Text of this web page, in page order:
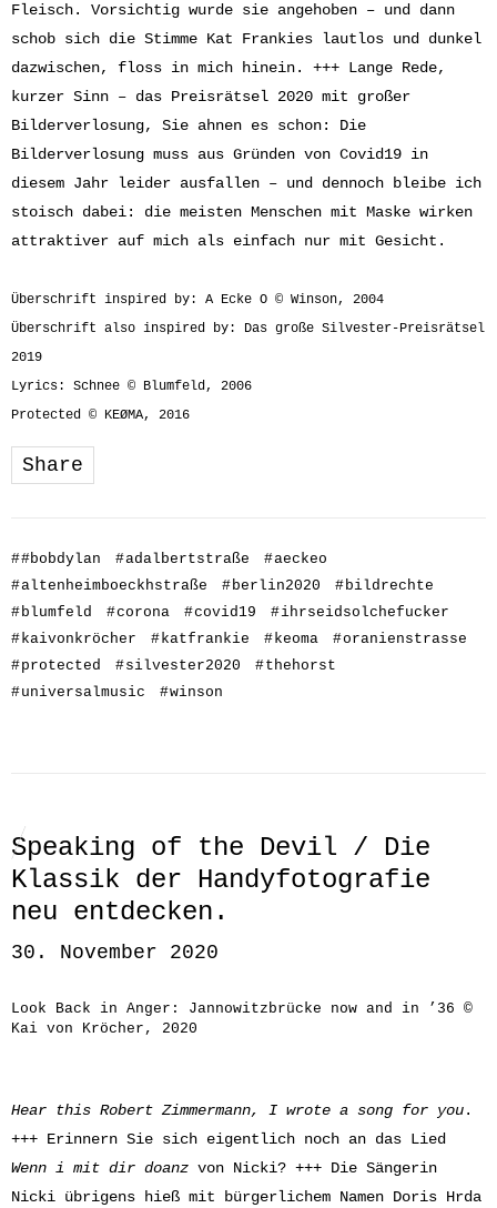
Fleisch. Vorsichtig wurde sie angehoben – und dann
schob sich die Stimme Kat Frankies lautlos und dunkel
dazwischen, floss in mich hinein. +++ Lange Rede,
kurzer Sinn – das Preisrätsel 2020 mit großer
Bilderverlosung, Sie ahnen es schon: Die
Bilderverlosung muss aus Gründen von Covid19 in
diesem Jahr leider ausfallen – und dennoch bleibe ich
stoisch dabei: die meisten Menschen mit Maske wirken
attraktiver auf mich als einfach nur mit Gesicht.
Überschrift inspired by: A Ecke O © Winson, 2004
Überschrift also inspired by: Das große Silvester-Preisrätsel
2019
Lyrics: Schnee © Blumfeld, 2006
Protected © KEØMA, 2016
Share
##bobdylan #adalbertstraße #aeckeo
#altenheimboeckhstraße #berlin2020 #bildrechte
#blumfeld #corona #covid19 #ihrseidsolchefucker
#kaivonkröcher #katfrankie #keoma #oranienstrasse
#protected #silvester2020 #thehorst
#universalmusic #winson
Speaking of the Devil / Die
Klassik der Handyfotografie
neu entdecken.
30. November 2020
Look Back in Anger: Jannowitzbrücke now and in ’36 ©
Kai von Kröcher, 2020
Hear this Robert Zimmermann, I wrote a song for you.
+++ Erinnern Sie sich eigentlich noch an das Lied
Wenn i mit dir doanz von Nicki? +++ Die Sängerin
Nicki übrigens hieß mit bürgerlichem Namen Doris Hrda